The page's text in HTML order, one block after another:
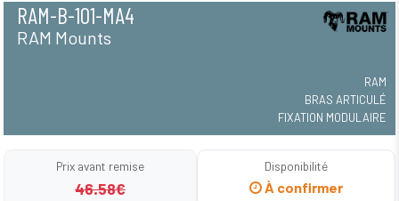
RAM-B-101-MA4
RAM Mounts
RAM
BRAS ARTICULÉ
FIXATION MODULAIRE
Prix avant remise
46.58€
Disponibilité
À confirmer